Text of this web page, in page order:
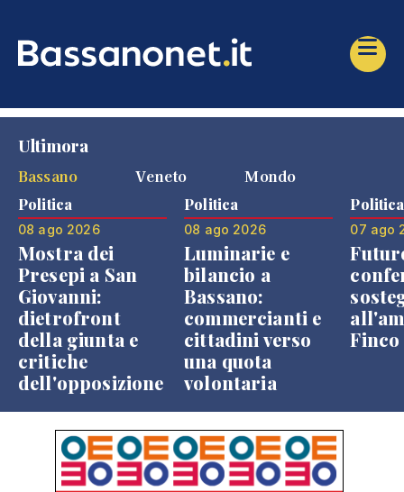
Ultimora
Bassano
Veneto Mondo
Politica
08 ago 2026
Mostra dei
Presepi a San
Giovanni:
dietrofront
della giunta e
critiche
dell'opposizione
Politica
08 ago 2026
Luminarie e
bilancio a
Bassano:
commercianti e
cittadini verso
una quota
volontaria
Politica
07 ago
Finco